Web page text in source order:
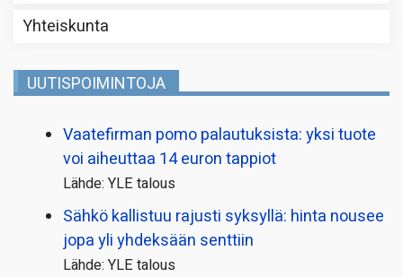
Yhteiskunta
UUTISPOIMINTOJA
Vaatefirman pomo palautuksista: yksi tuote
voi aiheuttaa 14 euron tappiot
Lähde: YLE talous
Sähkö kallistuu rajusti syksyllä: hinta nousee
jopa yli yhdeksään senttiin
Lähde: YLE talous